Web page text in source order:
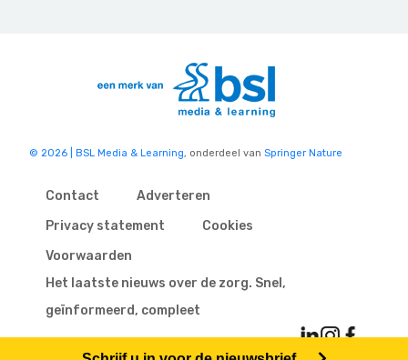
© 2026 | BSL Media & Learning, onderdeel van Springer Nature
Contact
Adverteren
Privacy statement
Cookies
Voorwaarden
Het laatste nieuws over de zorg. Snel,
geïnformeerd, compleet